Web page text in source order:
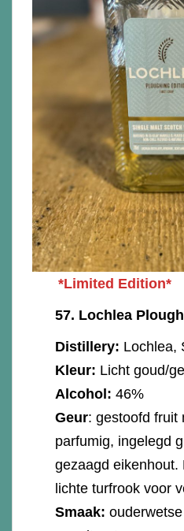
*Limited Edition*
57. Lochlea
Distillery: Lochlea,
Kleur: Licht goud/
Alcohol: 46%
Geur: gestoofd fruit
parfumig, ingelegd
gezaagd eikenhout.
lichte turfrook voor
Smaak: